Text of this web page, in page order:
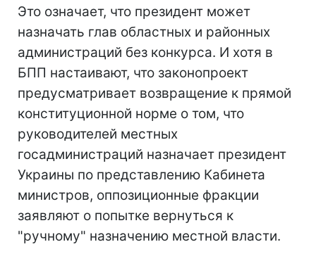
Это означает, что президент может
назначать глав областных и районных
администраций без конкурса. И хотя в
БПП настаивают, что законопроект
предусматривает возвращение к прямой
конституционной норме о том, что
руководителей местных
госадминистраций назначает президент
Украины по представлению Кабинета
министров, оппозиционные фракции
заявляют о попытке вернуться к
"ручному" назначению местной власти.